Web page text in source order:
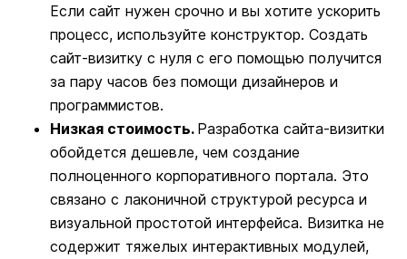
Если сайт нужен срочно и вы хотите ускорить
процесс, используйте конструктор. Создать
сайт-визитку с нуля с его помощью получится
за пару часов без помощи дизайнеров и
программистов.
Низкая стоимость. Разработка сайта-визитки
обойдется дешевле, чем создание
полноценного корпоративного портала. Это
связано с лаконичной структурой ресурса и
визуальной простотой интерфейса. Визитка не
содержит тяжелых интерактивных модулей,